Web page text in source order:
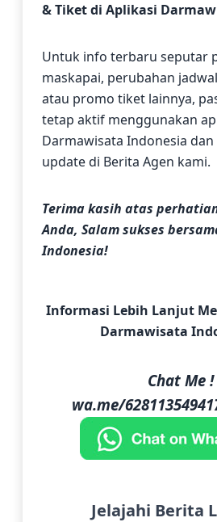
& Tiket di Aplikasi
Untuk info terbaru seputar
maskapai, perubahan
atau promo tiket lainnya,
tetap aktif menggunakan
Darmawisata Indonesia
update di Berita Agen kami.
Terima kasih atas
Anda, Salam sukses
Indonesia!
Informasi Lebih Lanjut
Darmawisata
Chat Me !
wa.me/
Jelajahi Berita